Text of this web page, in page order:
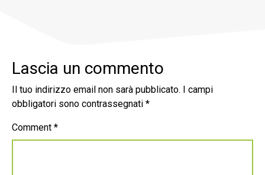
Lascia un commento
Il tuo indirizzo email non sarà pubblicato.
I campi
obbligatori sono contrassegnati *
Comment *